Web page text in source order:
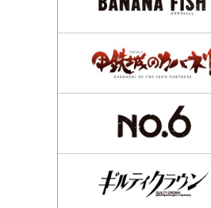
¥1,430（税込）
うた Season２」
リルスタンド..
★特典付★よふかしの
よふかしのうた